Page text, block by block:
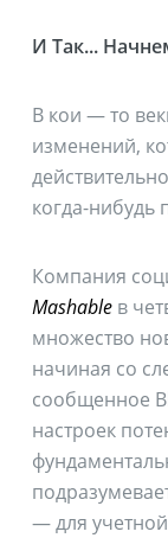
И Так...
В кои — то
изменений,
когда-нибудь
Компания
Mashableв
множество
начиная со
сообщенное
настроек
— для